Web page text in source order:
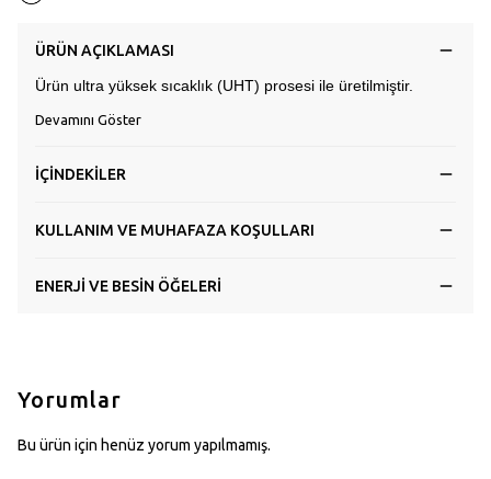
ÜRÜN AÇIKLAMASI
Ürün ultra yüksek sıcaklık (UHT) prosesi ile üretilmiştir.
Devamını Göster
İÇİNDEKİLER
KULLANIM VE MUHAFAZA KOŞULLARI
ENERJİ VE BESİN ÖĞELERİ
Yorumlar
Bu ürün için henüz yorum yapılmamış.